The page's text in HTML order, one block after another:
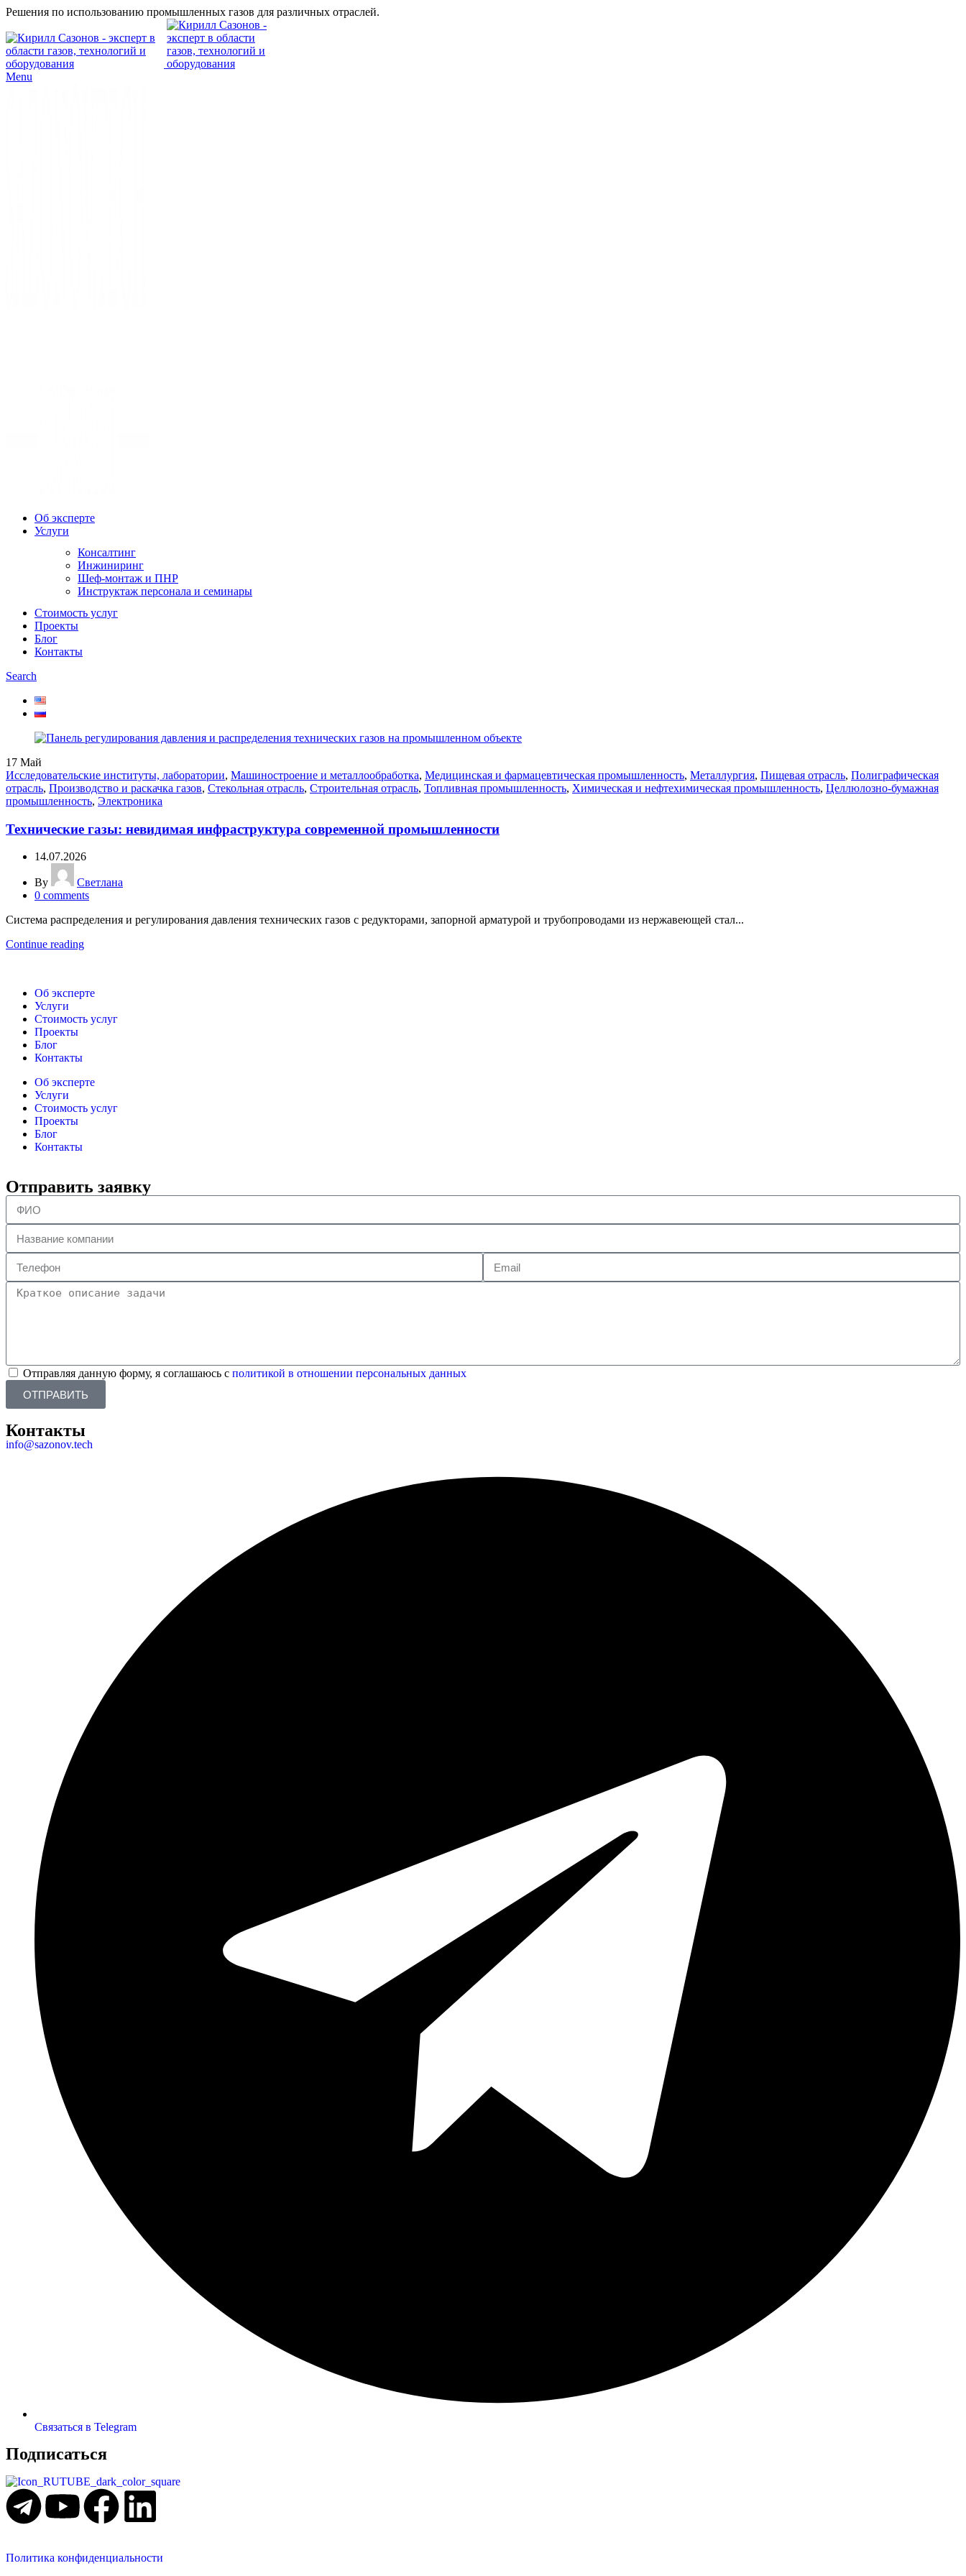
Решения по использованию промышленных газов для различных отраслей.
Menu
Об эксперте
Услуги
Консалтинг
Инжиниринг
Шеф-монтаж и ПНР
Инструктаж персонала и семинары
Стоимость услуг
Проекты
Блог
Контакты
Search
17 Май
Исследовательские институты, лаборатории, Машиностроение и металлообработка, Медицинская и фармацевтическая промышленность, Металлургия, Пищевая отрасль, Полиграфическая
отрасль, Производство и раскачка газов, Стекольная отрасль, Строительная отрасль, Топливная промышленность, Химическая и нефтехимическая промышленность, Целлюлозно-бумажная
промышленность, Электроника
Технические газы: невидимая инфраструктура современной промышленности
14.07.2026
By
Светлана
0 comments
Система распределения и регулирования давления технических газов с редукторами, запорной арматурой и трубопроводами из нержавеющей стал...
Continue reading
Об эксперте
Услуги
Стоимость услуг
Проекты
Блог
Контакты
Об эксперте
Услуги
Стоимость услуг
Проекты
Блог
Контакты
Отправить заявку
Отправляя данную форму, я соглашаюсь с политикой в отношении персональных данных
ОТПРАВИТЬ
Контакты
info@sazonov.tech
Связаться в Telegram
Подписаться
Политика конфиденциальности